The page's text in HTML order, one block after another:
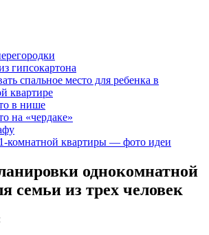
гипсокартона
спальное место для ребенка в
квартире
в нише
на «чердаке»
комнатной квартиры — фото идеи
однокомнатной
семьи из трех человек